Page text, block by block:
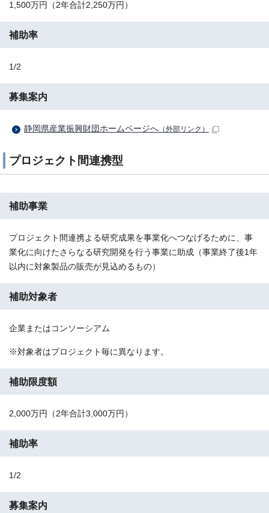
1,500万円（2年合計2,250万円）
補助率
1/2
募集案内
静岡県産業振興財団ホームページへ （外部リンク）
プロジェクト間連携型
補助事業
プロジェクト間連携よる研究成果を事業化へつなげるために、事
業化に向けたさらなる研究開発を行う事業に助成（事業終了後1年
以内に対象製品の販売が見込めるもの）
補助対象者
企業またはコンソーシアム
※対象者はプロジェクト毎に異なります。
補助限度額
2,000万円（2年合計3,000万円）
補助率
1/2
募集案内